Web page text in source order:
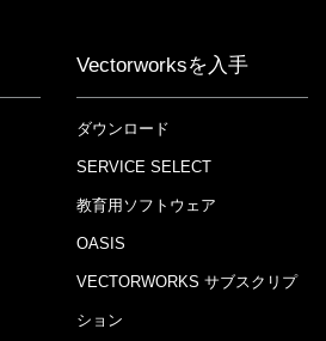
Vectorworksを入手
ダウンロード
SERVICE SELECT
教育用ソフトウェア
OASIS
VECTORWORKS サブスクリプ
ション